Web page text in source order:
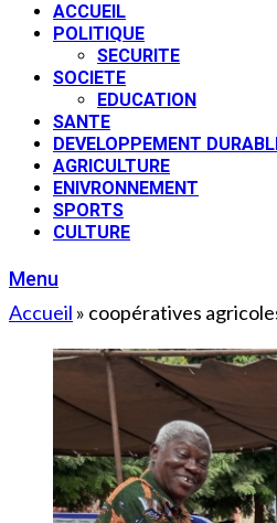
ACCUEIL
POLITIQUE
SECURITE
SOCIETE
EDUCATION
SANTE
DEVELOPPEMENT
AGRICULTURE
ENIVRONNEMENT
SPORTS
CULTURE
Menu
Accueil » coopératives